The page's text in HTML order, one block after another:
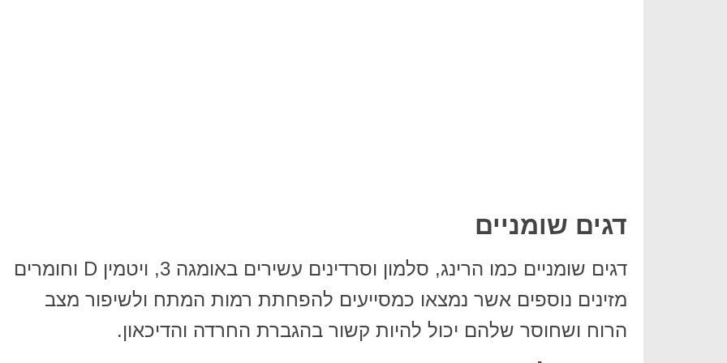
דגים שומניים
דגים שומניים כמו הרינג, סלמון וסרדינים עשירים באומגה 3, ויטמין D וחומרים
מזינים נוספים אשר נמצאו כמסייעים להפחתת רמות המתח ולשיפור מצב
הרוח ושחוסר שלהם יכול להיות קשור בהגברת החרדה והדיכאון.